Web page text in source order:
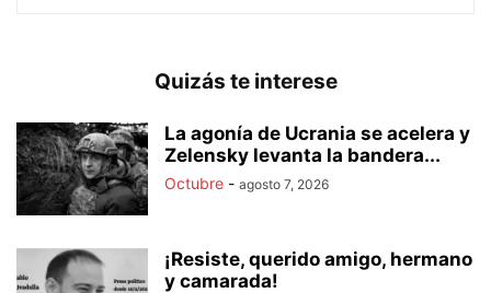
Quizás te interese
La agonía de Ucrania se acelera y
Zelensky levanta la bandera...
Octubre - agosto 7, 2026
¡Resiste, querido amigo, hermano
y camarada!